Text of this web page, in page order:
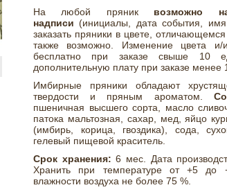
На любой пряник возможно
надписи (инициалы, дата события,
заказать пряники в цвете,
также возможно. Изменение цвета
бесплатно при заказе свыше 10
дополнительную плату при заказе менее
Имбирные пряники обладают
твердости и пряным ароматом.
пшеничная высшего сорта, масло
патока мальтозная, сахар, мед, яйцо
(имбирь, корица, гвоздика), сода,
гелевый пищевой краситель.
Срок хранения:6 мес. Дата
Хранить при температуре от +5 до
влажности воздуха не более 75 %.